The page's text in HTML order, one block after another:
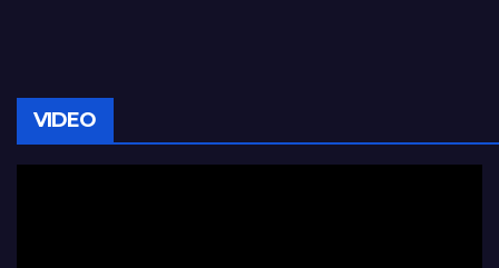
VIDEO